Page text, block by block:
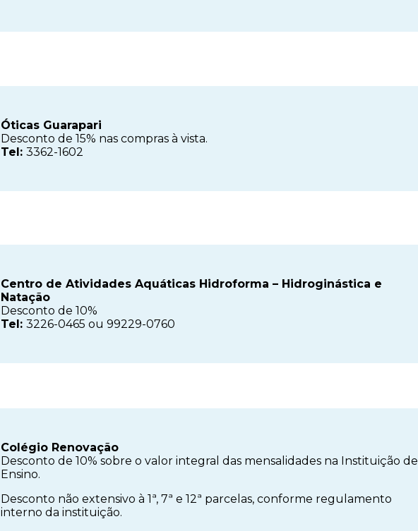
Óticas Guarapari
Desconto de 15% nas compras à vista.
Tel: 3362-1602
Centro de Atividades Aquáticas Hidroforma – Hidroginástica e
Natação
Desconto de 10%
Tel: 3226-0465 ou 99229-0760
Colégio Renovação
Desconto de 10% sobre o valor integral das mensalidades na Instituição de
Ensino.
Desconto não extensivo à 1ª, 7ª e 12ª parcelas, conforme regulamento
interno da instituição.